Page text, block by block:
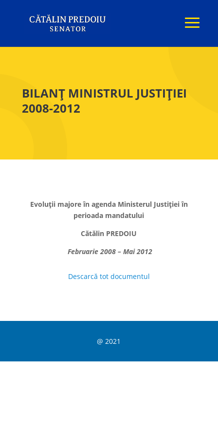
BILANȚ MINISTRUL JUSTIȚIEI
2008-2012
Evoluţii majore în agenda Ministerul Justiţiei în
perioada mandatului
Cătălin PREDOIU
Februarie 2008 – Mai 2012
Descarcă tot documentul
@ 2021